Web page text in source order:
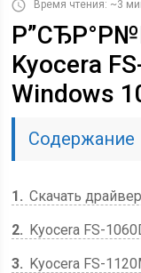
Время чтения: ~3
Kyocera
Windows
Содержание
1
Скачать
2
Kyocera FS-
3
Kyocera FS-